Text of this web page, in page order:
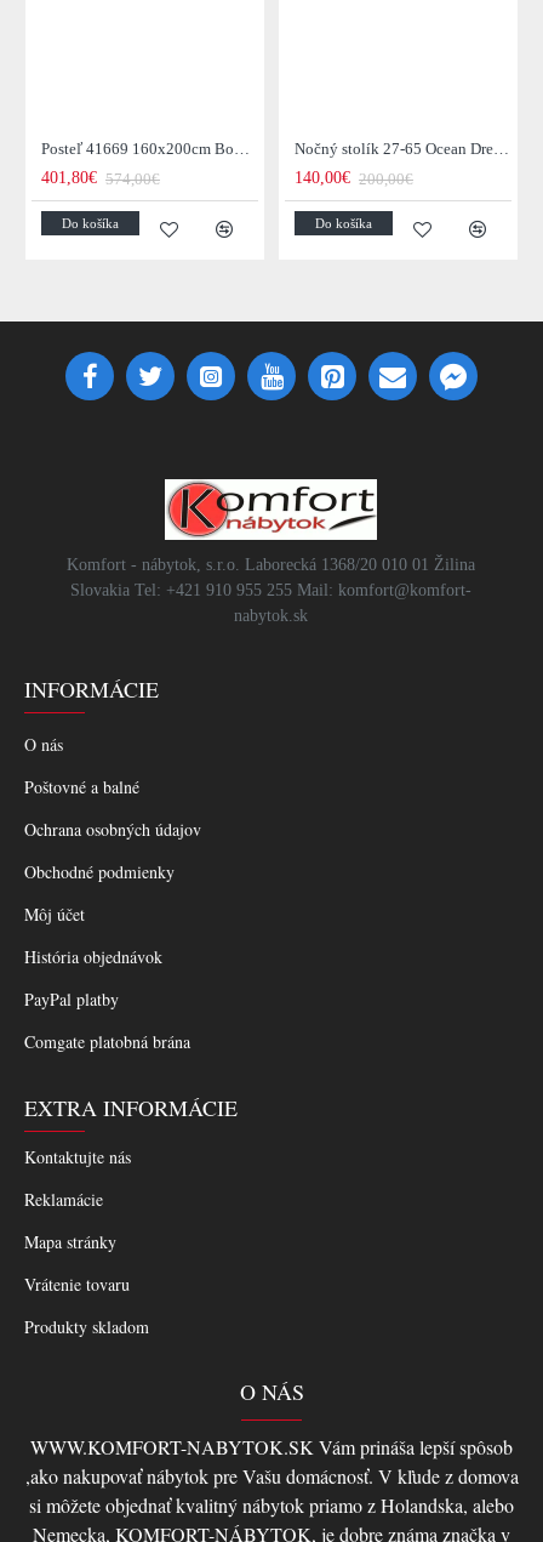
Posteľ 41669 160x200cm Boutique Zamat Tmavošedá
401,80€ 574,00€
Do košíka
Nočný stolík 27-65 Ocean Drevo Mango
140,00€ 200,00€
Do košíka
Komfort - nábytok, s.r.o. Laborecká 1368/20 010 01 Žilina
Slovakia Tel: +421 910 955 255 Mail: komfort@komfort-
nabytok.sk
INFORMÁCIE
O nás
Poštovné a balné
Ochrana osobných údajov
Obchodné podmienky
Môj účet
História objednávok
PayPal platby
Comgate platobná brána
EXTRA INFORMÁCIE
Kontaktujte nás
Reklamácie
Mapa stránky
Vrátenie tovaru
Produkty skladom
O NÁS
WWW.KOMFORT-NABYTOK.SK Vám prináša lepší spôsob
,ako nakupovať nábytok pre Vašu domácnosť. V kľude z domova
si môžete objednať kvalitný nábytok priamo z Holandska, alebo
Nemecka, KOMFORT-NÁBYTOK, je dobre známa značka v